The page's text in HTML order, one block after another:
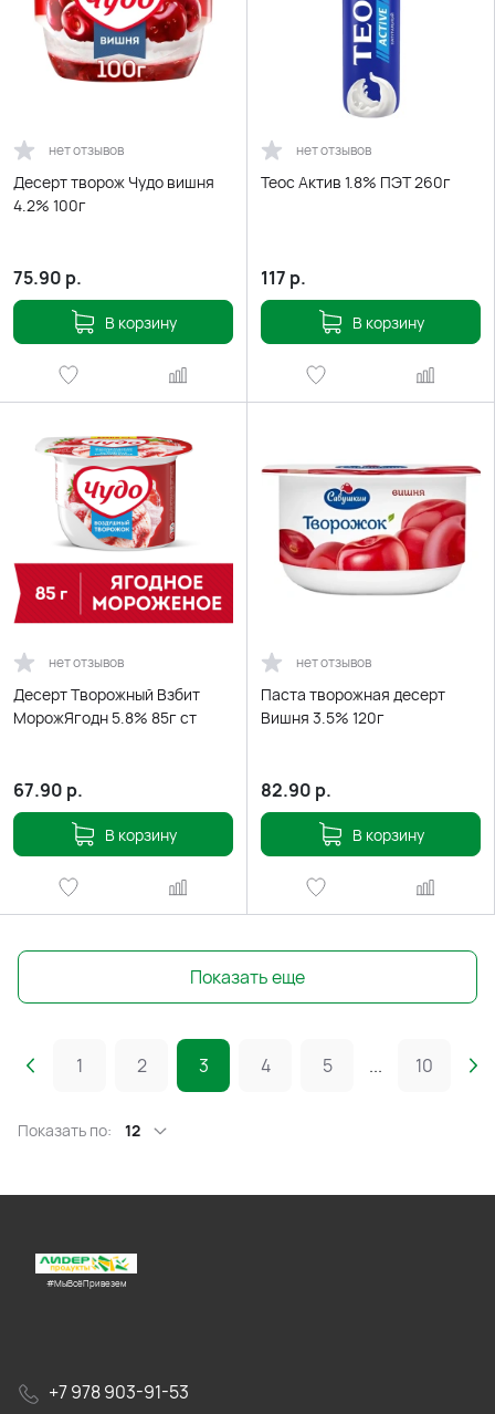
нет отзывов
Десерт творож Чудо вишня
4.2% 100г
75.90 р.
В корзину
нет отзывов
Теос Актив 1.8% ПЭТ 260г
117 р.
В корзину
нет отзывов
Десерт Творожный Взбит
МорожЯгодн 5.8% 85г ст
67.90 р.
В корзину
нет отзывов
Паста творожная десерт
Вишня 3.5% 120г
82.90 р.
В корзину
Показать еще
1 2 3 4 5 ... 10
Показать по: 12
#МыВсёПривезем
+7 978 903-91-53